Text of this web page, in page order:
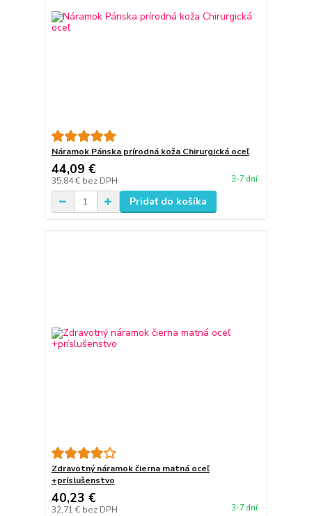
Náramok Pánska prírodná koža Chirurgická oceľ
44,09 €
35,84 € bez DPH 3-7 dní
Pridať do košíka
Zdravotný náramok čierna matná oceľ
+príslušenstvo
40,23 €
32,71 € bez DPH 3-7 dní